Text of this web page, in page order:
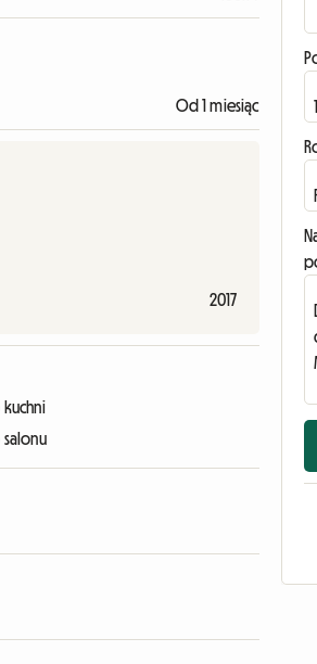
Od 1 miesiąc
2017